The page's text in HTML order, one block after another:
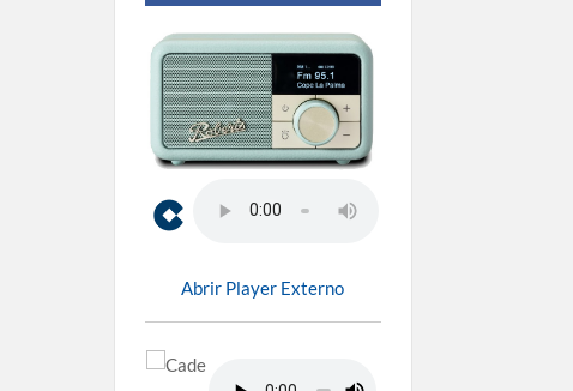
Abrir Player Externo